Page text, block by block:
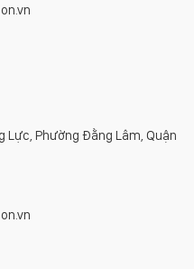
Lực, Phường Đằng Lâm, Quận